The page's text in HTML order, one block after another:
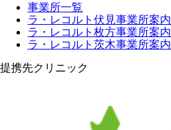
事業所一覧
ラ・レコルト伏見事業所案内
ラ・レコルト枚方事業所案内
ラ・レコルト茨木事業所案内
提携先クリニック